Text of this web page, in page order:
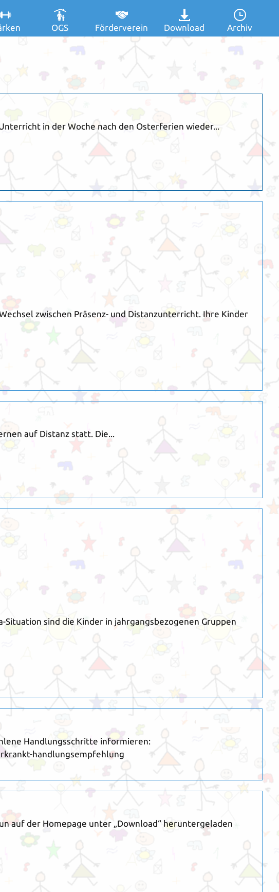
OGS Förderverein Download Archiv
in der Woche nach den Osterferien wieder...
zwischen Präsenz- und Distanzunterricht. Ihre Kinder
auf Distanz statt. Die...
sind die Kinder in jahrgangsbezogenen Gruppen
Handlungsschritte informieren:
handlungsempfehlung
auf der Homepage unter „Download“ heruntergeladen